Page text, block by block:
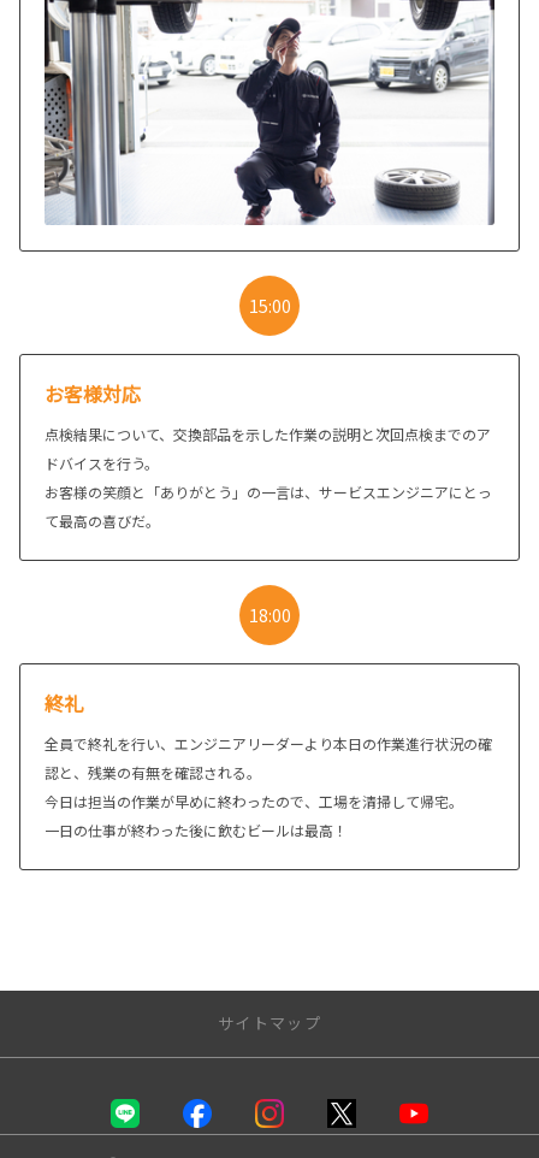
15:00
お客様対応
点検結果について、交換部品を示した作業の説明と次回点検までのア
ドバイスを行う。
お客様の笑顔と「ありがとう」の一言は、サービスエンジニアにとっ
て最高の喜びだ。
18:00
終礼
全員で終礼を行い、エンジニアリーダーより本日の作業進行状況の確
認と、残業の有無を確認される。
今日は担当の作業が早めに終わったので、工場を清掃して帰宅。
一日の仕事が終わった後に飲むビールは最高！
サイトマップ